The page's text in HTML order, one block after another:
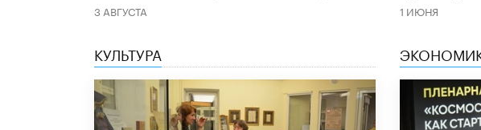
3 АВГУСТА 1 ИЮНЯ
КУЛЬТУРА